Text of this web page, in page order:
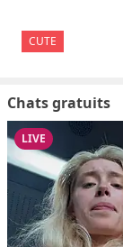
CUTE
Chats gratuits